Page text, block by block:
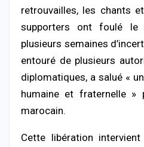
retrouvailles, les chants
supporters ont foulé le
plusieurs semaines
entouré de plusieurs
diplomatiques, a salué «
humaine et fraternelle »
marocain.
Cette libération